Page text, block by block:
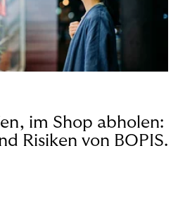
im Shop abholen:
Risiken von BOPIS.